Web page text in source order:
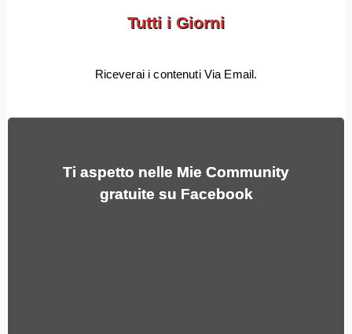
Tutti i Giorni
Riceverai i contenuti Via Email.
Ti aspetto nelle Mie Community
gratuite su Facebook